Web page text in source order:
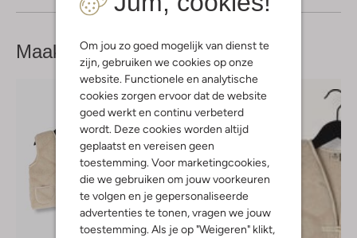
Om jou zo goed mogelijk van dienst te
zijn, gebruiken we cookies op onze
website. Functionele en analytische
cookies zorgen ervoor dat de website
goed werkt en continu verbeterd
wordt. Deze cookies worden altijd
geplaatst en vereisen geen
toestemming. Voor marketingcookies,
die we gebruiken om jouw voorkeuren
te volgen en je gepersonaliseerde
advertenties te tonen, vragen we jouw
toestemming. Als je op "Weigeren" klikt,
Maak jelook compleet